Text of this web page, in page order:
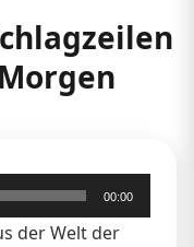
00:00
der Welt der